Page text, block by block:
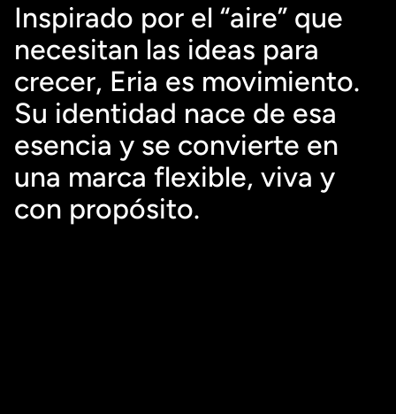
Inspirado por el “aire” que
necesitan las ideas para
crecer, Eria es movimiento.
Su identidad nace de esa
esencia y se convierte en
una marca flexible, viva y
con propósito.